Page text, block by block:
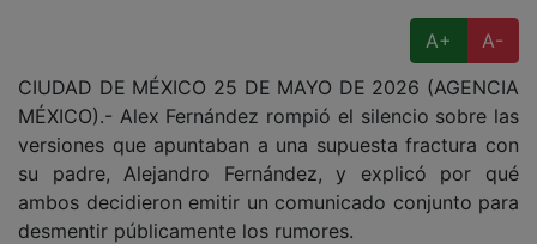
A+
A-
CIUDAD DE MÉXICO 25 DE MAYO DE 2026 (AGENCIA
MÉXICO).- Alex Fernández rompió el silencio sobre las
versiones que apuntaban a una supuesta fractura con
su padre, Alejandro Fernández, y explicó por qué
ambos decidieron emitir un comunicado conjunto para
desmentir públicamente los rumores.